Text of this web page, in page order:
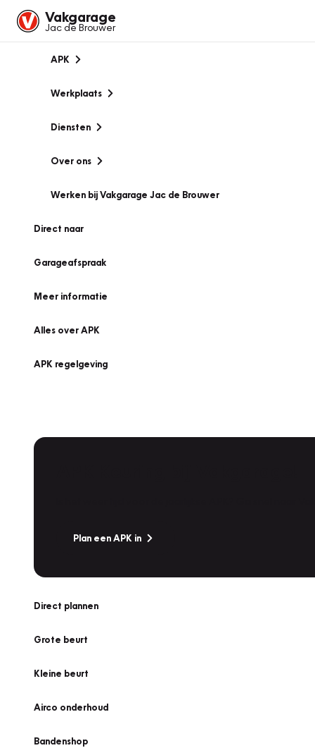
Vakgarage
Jac de Brouwer
APK
Werkplaats
Diensten
Over ons
Werken bij Vakgarage Jac de Brouwer
Direct naar
Garageafspraak
Meer informatie
Alles over APK
APK regelgeving
Plan een APK in
Direct plannen
Grote beurt
Kleine beurt
Airco onderhoud
Bandenshop